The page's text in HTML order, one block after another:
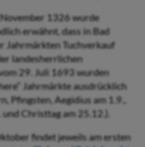
1326 wurde
erwähnt, dass in Bad
Jahrmärkten Tuchverkauf
landesherrlichen
29. Juli 1693 wurden
Jahrmärkte ausdrücklich
Pfingsten, Aegidius am 1.9.,
Christtag am 25.12.).
findet jeweils am ersten